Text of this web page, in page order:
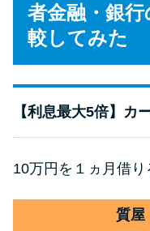
者金融・銀
較してみた
【利息最大5倍】カ
10万円を１ヵ月借り
質屋